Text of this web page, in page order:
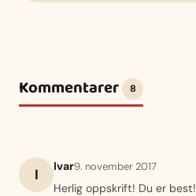
Kommentarer 8
I Ivar9. november 2017
Herlig oppskrift! Du er best!